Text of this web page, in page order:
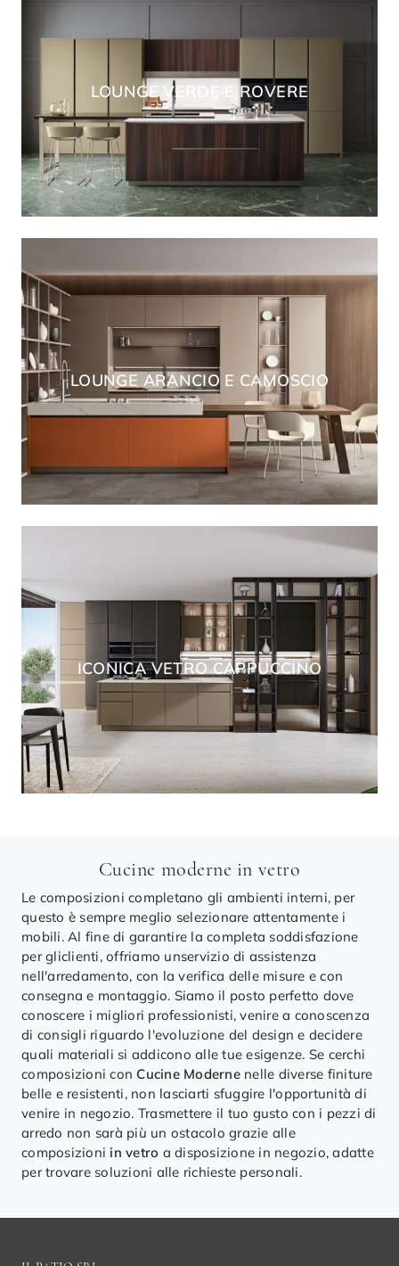
LOUNGE VERDE E ROVERE
LOUNGE ARANCIO E CAMOSCIO
ICONICA VETRO CAPPUCCINO
Cucine moderne in vetro
Le composizioni completano gli ambienti interni, per
questo è sempre meglio selezionare attentamente i
mobili. Al fine di garantire la completa soddisfazione
per gliclienti, offriamo unservizio di assistenza
nell'arredamento, con la verifica delle misure e con
consegna e montaggio. Siamo il posto perfetto dove
conoscere i migliori professionisti, venire a conoscenza
di consigli riguardo l'evoluzione del design e decidere
quali materiali si addicono alle tue esigenze. Se cerchi
composizioni con Cucine Modernenelle diverse finiture
belle e resistenti, non lasciarti sfuggire l'opportunità di
venire in negozio. Trasmettere il tuo gusto con i pezzi di
arredo non sarà più un ostacolo grazie alle
composizioni in vetro a disposizione in negozio, adatte
per trovare soluzioni alle richieste personali.